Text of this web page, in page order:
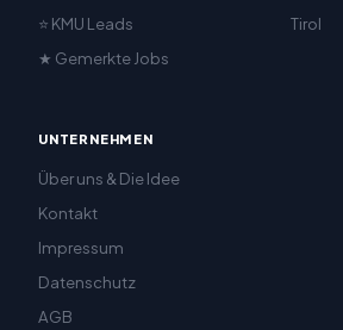
⭐ KMU Leads
★ Gemerkte Jobs
Tirol
UNTERNEHMEN
Über uns & Die Idee
Kontakt
Impressum
Datenschutz
AGB